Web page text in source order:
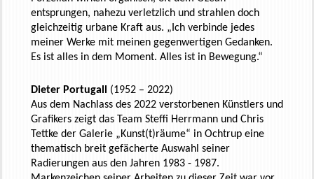
entsprungen, nahezu verletzlich und strahlen doch
gleichzeitig urbane Kraft aus. „Ich verbinde jedes
meiner Werke mit meinen gegenwertigen Gedanken.
Es ist alles in dem Moment. Alles ist in Bewegung.“
Dieter Portugall
(1952 – 2022)
Aus dem Nachlass des 2022 verstorbenen Künstlers und
Grafikers zeigt das Team Steffi Herrmann und Chris
Tettke der Galerie „Kunst(t)räume“ in Ochtrup eine
thematisch breit gefächerte Auswahl seiner
Radierungen aus den Jahren 1983 - 1987.